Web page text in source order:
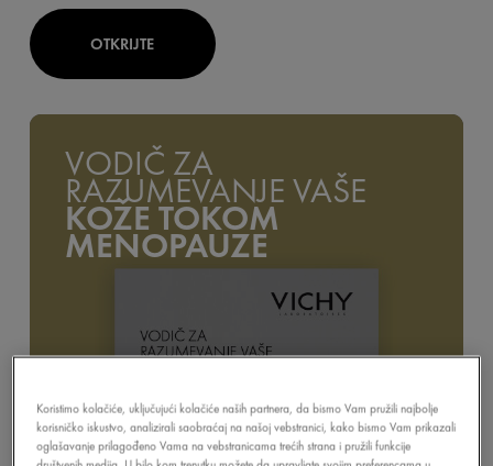
OTKRIJTE
VODIČ ZA
RAZUMEVANJE VAŠE
KOŽE TOKOM
MENOPAUZE
Koristimo kolačiće, uključujući kolačiće naših partnera, da bismo Vam pružili najbolje
korisničko iskustvo, analizirali saobraćaj na našoj vebstranici, kako bismo Vam prikazali
oglašavanje prilagođeno Vama na vebstranicama trećih strana i pružili funkcije